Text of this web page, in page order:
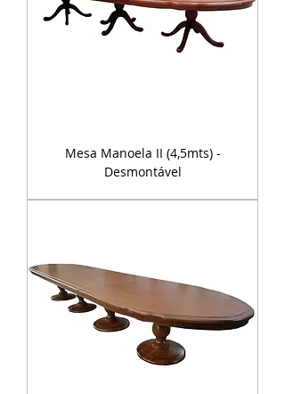
Mesa Manoela II (4,5mts) -
Desmontável